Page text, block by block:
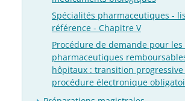
Spécialités pharmaceutiques -
référence - Chapitre V
Procédure de demande pour
pharmaceutiques
hôpitaux : transition progressive
procédure électronique